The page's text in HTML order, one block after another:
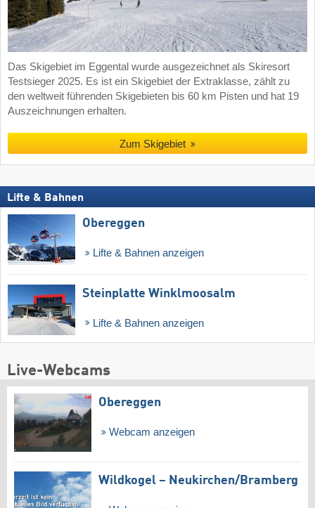
Das Skigebiet im Eggental wurde ausgezeichnet als Skiresort
Testsieger 2025. Es ist ein Skigebiet der Extraklasse, zählt zu
den weltweit führenden Skigebieten bis 60 km Pisten und hat 19
Auszeichnungen erhalten.
Zum Skigebiet
Lifte & Bahnen
Obereggen
Lifte & Bahnen anzeigen
Steinplatte Winklmoosalm
Lifte & Bahnen anzeigen
Live-Webcams
Obereggen
Webcam anzeigen
Wildkogel – Neukirchen/​Bramberg